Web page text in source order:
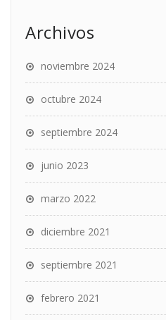
Archivos
noviembre 2024
octubre 2024
septiembre 2024
junio 2023
marzo 2022
diciembre 2021
septiembre 2021
febrero 2021